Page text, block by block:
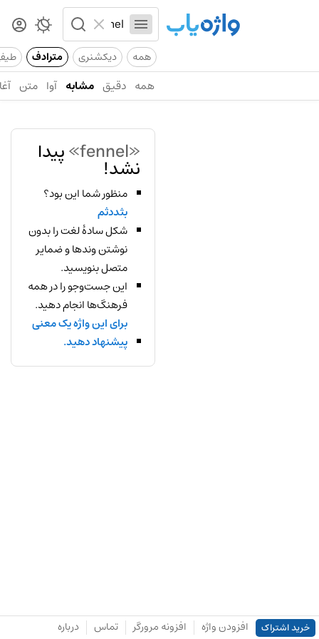
همه دیکشنری مترادف
همه دقیق مشابه آوا متن
«fennel» پیدا
نشد!
منظور شما این بود؟
بثددثم
شکل سادهٔ لغت را بدون
نوشتن وندها و ضمایر
متصل بنویسید.
این جست‌وجو را در همه
فرهنگ‌ها انجام دهید.
برای این واژه یک معنی
پیشنهاد دهید.
خرید اشتراک افزودن واژه افزونه مرورگر تماس درباره